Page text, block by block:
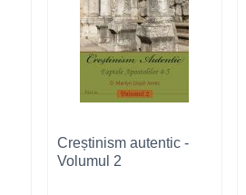
Creștinism autentic -
Volumul 2